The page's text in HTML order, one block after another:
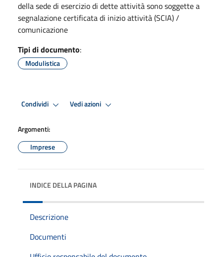
della sede di esercizio di dette attività sono soggette a
segnalazione certificata di inizio attività (SCIA) /
comunicazione
Tipi di documento:
Modulistica
Condividi Vedi azioni
Argomenti:
Imprese
INDICE DELLA PAGINA
Descrizione
Documenti